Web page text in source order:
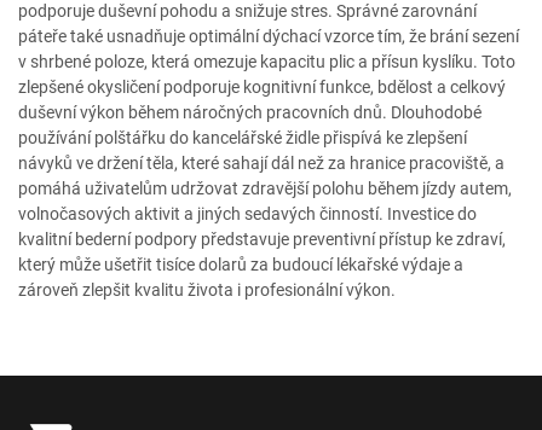
podporuje duševní pohodu a snižuje stres. Správné zarovnání
páteře také usnadňuje optimální dýchací vzorce tím, že brání sezení
v shrbené poloze, která omezuje kapacitu plic a přísun kyslíku. Toto
zlepšené okysličení podporuje kognitivní funkce, bdělost a celkový
duševní výkon během náročných pracovních dnů. Dlouhodobé
používání polštářku do kancelářské židle přispívá ke zlepšení
návyků ve držení těla, které sahají dál než za hranice pracoviště, a
pomáhá uživatelům udržovat zdravější polohu během jízdy autem,
volnočasových aktivit a jiných sedavých činností. Investice do
kvalitní bederní podpory představuje preventivní přístup ke zdraví,
který může ušetřit tisíce dolarů za budoucí lékařské výdaje a
zároveň zlepšit kvalitu života i profesionální výkon.